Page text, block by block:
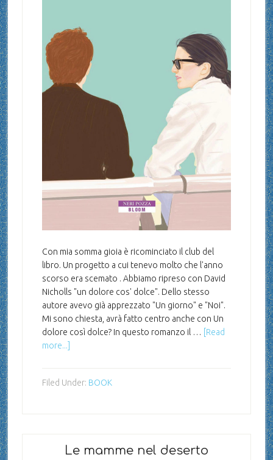
Con mia somma gioia è ricominciato il club del
libro. Un progetto a cui tenevo molto che l'anno
scorso era scemato . Abbiamo ripreso con David
Nicholls "un dolore cos' dolce". Dello stesso
autore avevo già apprezzato "Un giorno" e "Noi".
Mi sono chiesta, avrà fatto centro anche con Un
dolore così dolce? In questo romanzo il … [Read
more...]
Filed Under: BOOK
Le mamme nel deserto